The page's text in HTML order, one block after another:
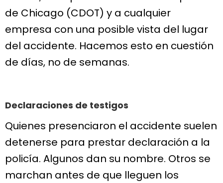
de Chicago (CDOT) y a cualquier
empresa con una posible vista del lugar
del accidente. Hacemos esto en cuestión
de días, no de semanas.
Declaraciones de testigos
Quienes presenciaron el accidente suelen
detenerse para prestar declaración a la
policía. Algunos dan su nombre. Otros se
marchan antes de que lleguen los